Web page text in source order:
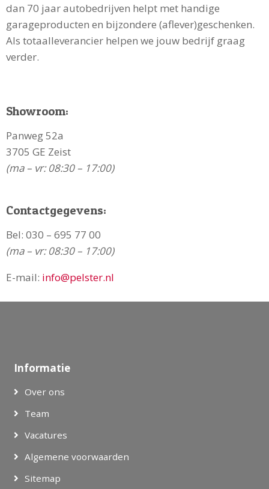
dan 70 jaar autobedrijven helpt met handige
garageproducten en bijzondere (aflever)geschenken.
Als totaalleverancier helpen we jouw bedrijf graag
verder.
Showroom:
Panweg 52a
3705 GE Zeist
(ma – vr: 08:30 – 17:00)
Contactgegevens:
Bel: 030 – 695 77 00
(ma – vr: 08:30 – 17:00)
E-mail: info@pelster.nl
Informatie
Over ons
Team
Vacatures
Algemene voorwaarden
Sitemap